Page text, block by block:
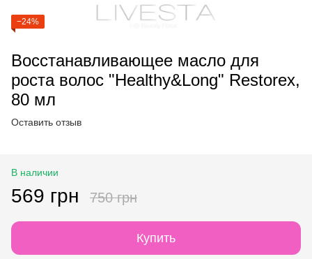
−24%
Восстанавливающее масло для
роста волос "Healthy&Long" Restorex,
80 мл
Оставить отзыв
В наличии
569 грн 750 грн
Купить